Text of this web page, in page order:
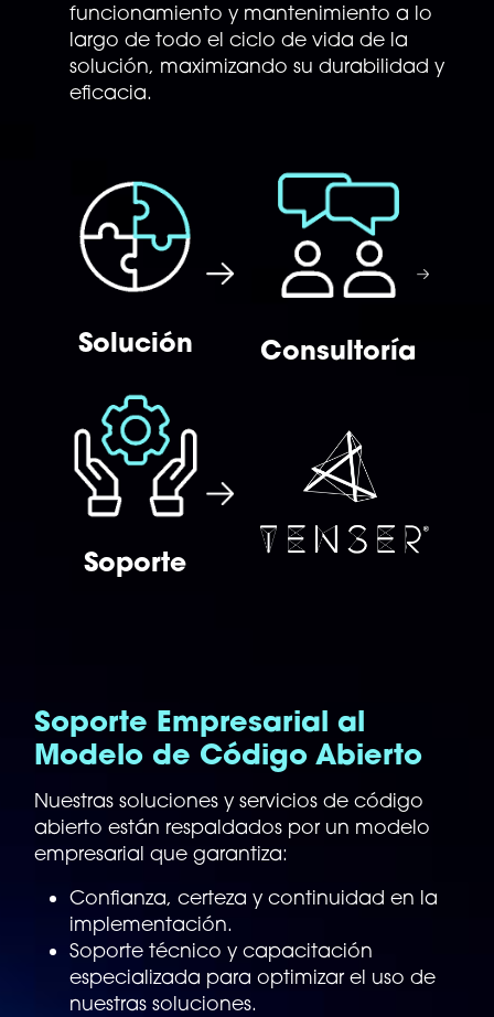
funcionamiento y mantenimiento a lo
largo de todo el ciclo de vida de la
solución, maximizando su durabilidad y
eficacia.
Solución Consultoría
Soporte
Soporte Empresarial al
Modelo de Código Abierto
Nuestras soluciones y servicios de código
abierto están respaldados por un modelo
empresarial que garantiza:
Confianza, certeza y continuidad en la
implementación.
Soporte técnico y capacitación
especializada para optimizar el uso de
nuestras soluciones.